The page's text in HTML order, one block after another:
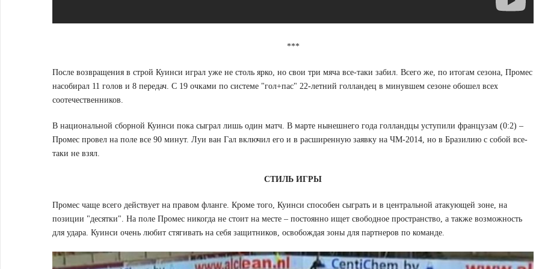
***
После возвращения в строй Куинси играл уже не столь ярко, но свои три мяча все-таки забил. Всего же, по итогам сезона, Промес
насобирал 11 голов и 8 передач. С 19 очками по системе "гол+пас" 22-летний голландец в минувшем сезоне обошел всех
соотечественников.
В национальной сборной Куинси пока сыграл лишь один матч. В марте нынешнего года голландцы уступили французам (0:2) –
Промес провел на поле все 90 минут. Луи ван Гал включил его и в расширенную заявку на ЧМ-2014, но в Бразилию с собой все-
таки не взял.
СТИЛЬ ИГРЫ
Промес чаще всего действует на правом фланге. Кроме того, Куинси способен сыграть и в центральной атакующей зоне, на
позиции "десятки". На поле Промес никогда не стоит на месте – постоянно ищет свободное пространство, а также возможность
для удара. Куинси очень любит стягивать на себя защитников, освобождая зоны для партнеров по команде.